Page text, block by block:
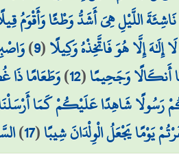
اللَّيْلِ هِيَ أَشَدُّ وَطْئًا وَأَقْوَمُ
إِلَٰهَ إِلَّا هُوَ فَاتَّخِذْهُ وَكِيلًا(
9
)
أَنكَالًا وَجَحِيمًا(
12
)وَطَعَامًا ذَا
رَسُولًا شَاهِدًا عَلَيْكُمْ كَمَا
يَوْمًا يَجْعَلُ الْوِلْدَانَ شِيبًا(
17
)